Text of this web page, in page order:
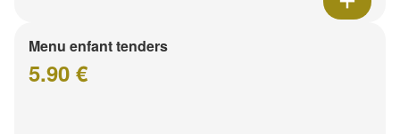
Menu enfant tenders
5.90 €